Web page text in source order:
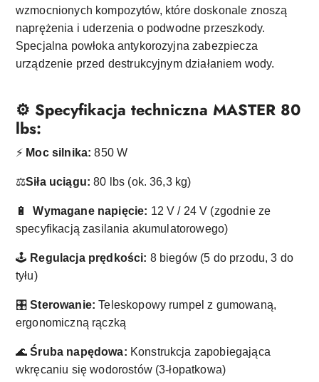
wzmocnionych kompozytów, które doskonale znoszą
naprężenia i uderzenia o podwodne przeszkody.
Specjalna powłoka antykorozyjna zabezpiecza
urządzenie przed destrukcyjnym działaniem wody.
⚙️ Specyfikacja techniczna MASTER 80
lbs:
⚡ Moc silnika: 850 W
⚖️Siła uciągu: 80 lbs (ok. 36,3 kg)
🔋Wymagane napięcie: 12 V / 24 V (zgodnie ze
specyfikacją zasilania akumulatorowego)
🕹️ Regulacja prędkości: 8 biegów (5 do przodu, 3 do
tyłu)
🎛️Sterowanie: Teleskopowy rumpel z gumowaną,
ergonomiczną rączką
🌊Śruba napędowa: Konstrukcja zapobiegająca
wkręcaniu się wodorostów (3-łopatkowa)